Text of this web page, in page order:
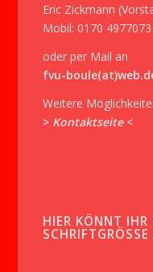
Eric Zickmann
Mobil: 0170 4977073
oder per Mail an
fvu-
Weitere
> Kontaktseite <
HIER KÖNNT IHR
SCHRIFTGRÖSSE